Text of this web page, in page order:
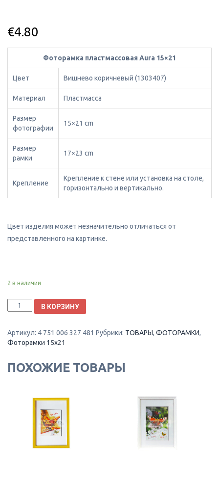
€4.80
Фоторамка пластмассовая Aura 15×21
Цвет Вишнево коричневый (1303407)
Материал Пластмасса
Размер
фотографии
15×21 cm
Размер
рамки
17×23 cm
Крепление
Крепление к стене или установка на столе,
горизонтально и вертикально.
Цвет изделия может незначительно отличаться от
представленного на картинке.
2 в наличии
Количество
Фоторамка
Aura
15x21cm
В КОРЗИНУ
Артикул: 4 751 006 327 481 Рубрики: ТОВАРЫ, ФОТОРАМКИ,
Фоторамки 15х21
ПОХОЖИЕ ТОВАРЫ